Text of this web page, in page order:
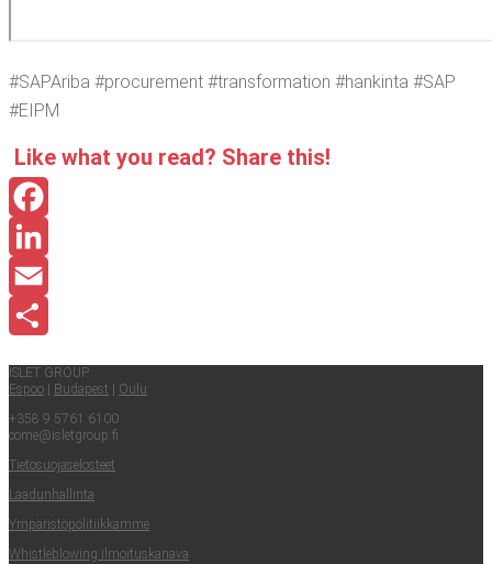
#SAPA­ri­ba #procu­re­ment #trans­for­ma­tion #han­kin­ta #SAP
#EIPM
Like what you read? Sha­re this!
Facebook
LinkedIn
Email
ISLET GROUP
Espoo
Buda­pest
Oulu
+358 9 5761 6100
come@​isletgroup.​fi
Tie­to­suo­ja­se­los­teet
Laa­dun­hal­lin­ta
Ympä­ris­tö­po­li­tiik­kam­me
Whist­le­blowing ilmoituskanava